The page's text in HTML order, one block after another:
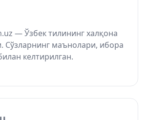
— Ўзбек тилининг халқона
Сўзларнинг маънолари, ибора
келтирилган.